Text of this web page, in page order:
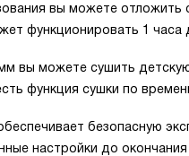
вы можете отложить
функционировать 1 часа
вы можете сушить
функция сушки по
безопасную
настройки до